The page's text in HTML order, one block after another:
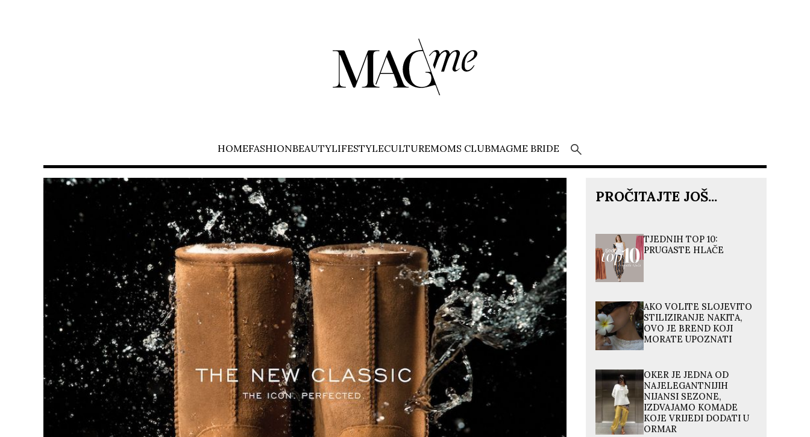
HOMEFASHIONBEAUTYLIFESTYLECULTUREMOMS CLUBMAGME BRIDE
PROČITAJTE JOŠ...
TJEDNIH TOP 10:
PRUGASTE HLAČE
AKO VOLITE SLOJEVITO
STILIZIRANJE NAKITA,
OVO JE BREND KOJI
MORATE UPOZNATI
OKER JE JEDNA OD
NAJELEGANTNIJIH
NIJANSI SEZONE,
IZDVAJAMO KOMADE
KOJE VRIJEDI DODATI U
ORMAR